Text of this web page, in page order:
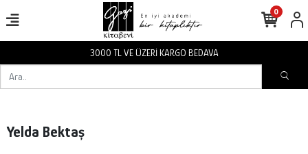
3000 TL VE ÜZERİ KARGO BEDAVA
0
Yelda Bektaş